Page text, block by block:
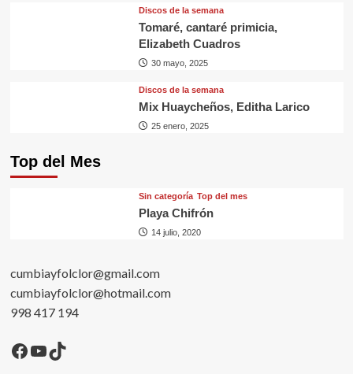
Discos de la semana
Tomaré, cantaré primicia,
Elizabeth Cuadros
30 mayo, 2025
Discos de la semana
Mix Huaycheños, Editha Larico
25 enero, 2025
Top del Mes
Sin categorí­a Top del mes
Playa Chifrón
14 julio, 2020
cumbiayfolclor@gmail.com
cumbiayfolclor@hotmail.com
998 417 194
Facebook
YouTube
TikTok